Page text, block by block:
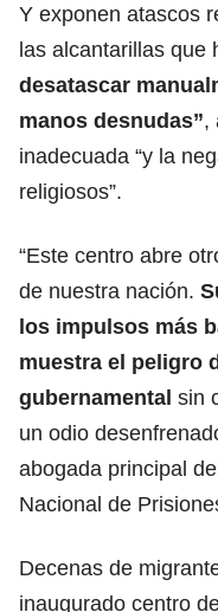
Y exponen atascos
las alcantarillas que
desatascar
manos desnudas”,
inadecuada “y la
religiosos”.
“Este centro abre
de nuestra nación.
los impulsos más
muestra el peligro
gubernamental sin
un odio
abogada principal
Nacional de
Decenas de
inaugurado centro